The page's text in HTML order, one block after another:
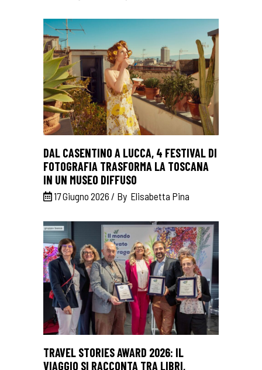
DAL CASENTINO A LUCCA, 4 FESTIVAL DI
FOTOGRAFIA TRASFORMA LA TOSCANA
IN UN MUSEO DIFFUSO
17 Giugno 2026 By Elisabetta Pina
TRAVEL STORIES AWARD 2026: IL
VIAGGIO SI RACCONTA TRA LIBRI,